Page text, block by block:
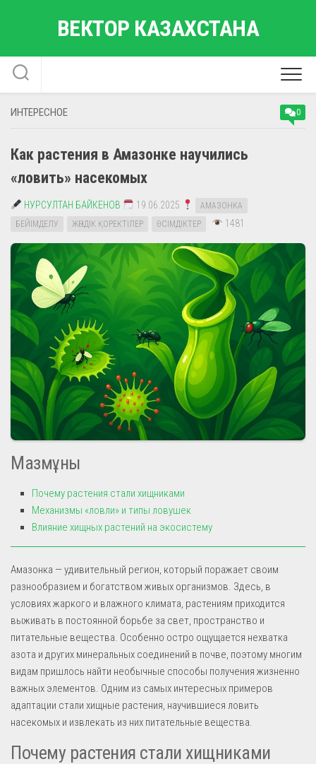
ВЕКТОР КАЗАХСТАНА
ИНТЕРЕСНОЕ 0
Как растения в Амазонке научились
«ловить» насекомых
НУРСУЛТАН БАЙКЕНОВ 19.06.2025
АМАЗОНКА
БЕЙІМДЕЛУ
ЖӘНДІК ҚОРЕКТІЛЕР ӨСІМДІКТЕР 1481
Мазмұны
Почему растения стали хищниками
Механизмы «ловли» и типы ловушек
Влияние хищных растений на экосистему
Амазонка — удивительный регион, который поражает своим
разнообразием и богатством живых организмов. Здесь, в
условиях жаркого и влажного климата, растениям приходится
выживать в постоянной борьбе за свет, пространство и
питательные вещества. Особенно остро ощущается нехватка
азота и других минеральных соединений в почве, поэтому многим
видам пришлось найти необычные способы получения жизненно
важных элементов. Одним из самых интересных примеров
адаптации стали хищные растения, научившиеся ловить
насекомых и извлекать из них питательные вещества.
Почему растения стали хищниками